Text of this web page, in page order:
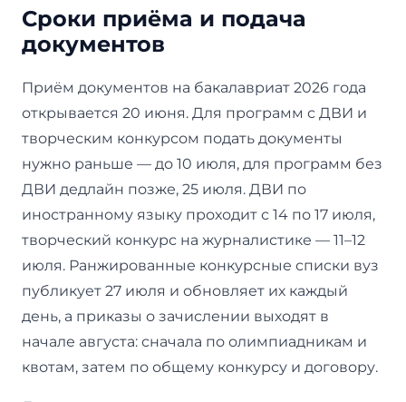
Сроки приёма и подача
документов
Приём документов на бакалавриат 2026 года
открывается 20 июня. Для программ с ДВИ и
творческим конкурсом подать документы
нужно раньше — до 10 июля, для программ без
ДВИ дедлайн позже, 25 июля. ДВИ по
иностранному языку проходит с 14 по 17 июля,
творческий конкурс на журналистике — 11–12
июля. Ранжированные конкурсные списки вуз
публикует 27 июля и обновляет их каждый
день, а приказы о зачислении выходят в
начале августа: сначала по олимпиадникам и
квотам, затем по общему конкурсу и договору.